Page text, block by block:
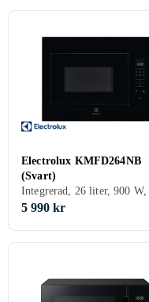
Electrolux KMFD264NB
(Svart)
5 990 kr